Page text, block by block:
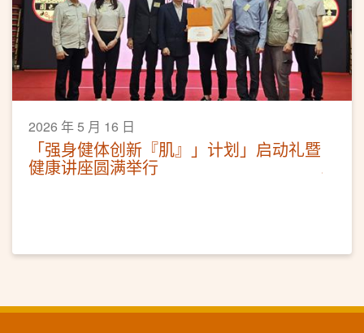
2026 年 5 月 16 日
「强身健体创新『肌』」计划」启动礼暨
健康讲座圆满举行